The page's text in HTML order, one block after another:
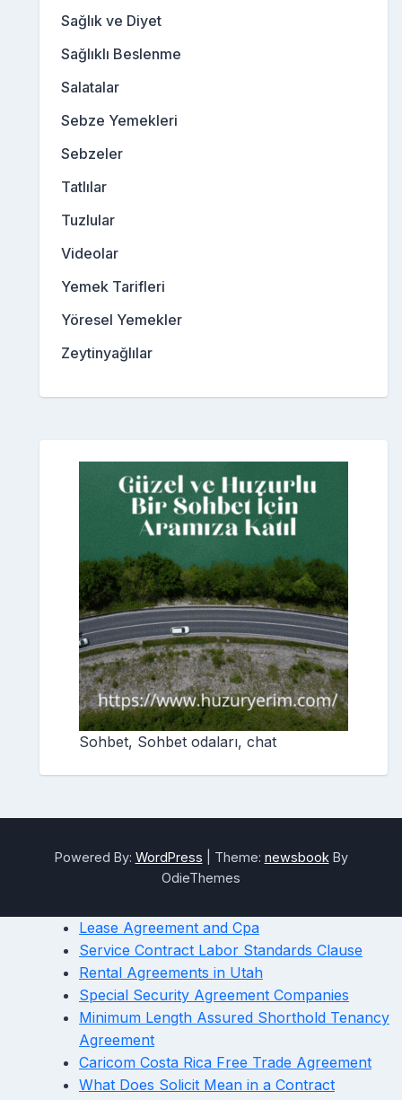
Sağlık ve Diyet
Sağlıklı Beslenme
Salatalar
Sebze Yemekleri
Sebzeler
Tatlılar
Tuzlular
Videolar
Yemek Tarifleri
Yöresel Yemekler
Zeytinyağlılar
Sohbet, Sohbet odaları, chat
Powered By: WordPress Theme: newsbook By
OdieThemes
Lease Agreement and Cpa
Service Contract Labor Standards Clause
Rental Agreements in Utah
Special Security Agreement Companies
Minimum Length Assured Shorthold Tenancy
Agreement
Caricom Costa Rica Free Trade Agreement
What Does Solicit Mean in a Contract